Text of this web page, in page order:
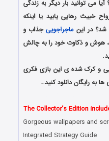
می توانید بار دیگر به زندگی
خبیث رهایی یابید یا اینکه
شد؟ در این ماجراجوییجذاب و
هوش و ذکاوت خود را به چالش
و کرک شده ی این بازی فکری
به رایگان دانلود کنید…
The Collector’s Edition
Gorgeous wallpapers and
Integrated Strategy Guide